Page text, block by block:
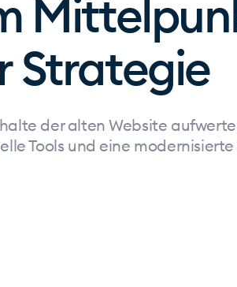
Strategie
der alten Website
Tools und eine